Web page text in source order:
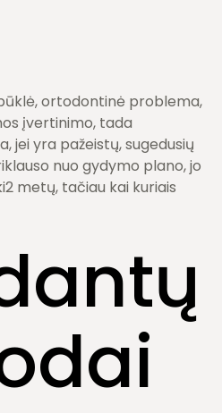
ortodontinė problema,
įvertinimo, tada
jei yra pažeistų, sugedusių
nuo gydymo plano, jo
metų, tačiau kai kuriais